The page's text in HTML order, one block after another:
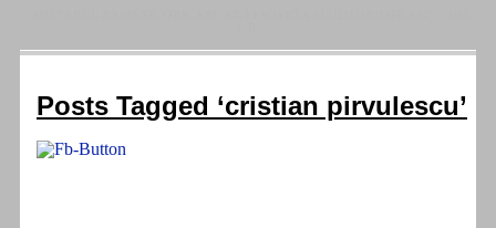
Posts Tagged ‘cristian pirvulescu’